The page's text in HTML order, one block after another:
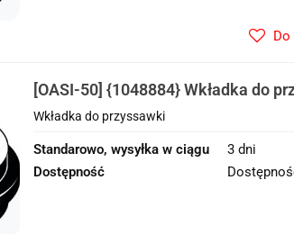
Do
[OASI-50] {1048884} Wkładka do
Wkładka do przyssawki
Standarowo, wysyłka w ciągu
3 dni
Dostępność